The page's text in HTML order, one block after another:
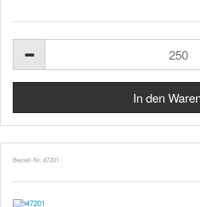
Bestell-Nr. 47201